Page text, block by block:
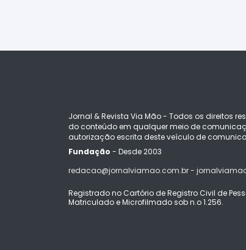
Jornal & Revista Via Mão - Todos os direitos
do conteúdo em qualquer meio de
autorização escrita deste veículo de
Fundação - Desde 2003
redacao@jornalviamao.com.br -
Registrado no Cartório de Registro Civil de
Matriculado e Microfilmado sob n.o 1.256.